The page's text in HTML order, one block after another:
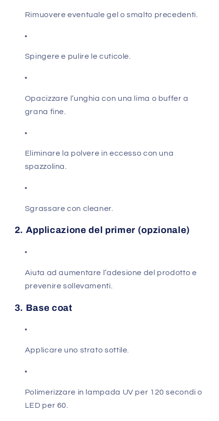
Rimuovere eventuale gel o smalto precedenti.
Spingere e pulire le cuticole.
Opacizzare l’unghia con una lima o buffer a
grana fine.
Eliminare la polvere in eccesso con una
spazzolina.
Sgrassare con cleaner.
2. Applicazione del primer (opzionale)
Aiuta ad aumentare l’adesione del prodotto e
prevenire sollevamenti.
3. Base coat
Applicare uno strato sottile.
Polimerizzare in lampada UV per 120 secondi o
LED per 60.